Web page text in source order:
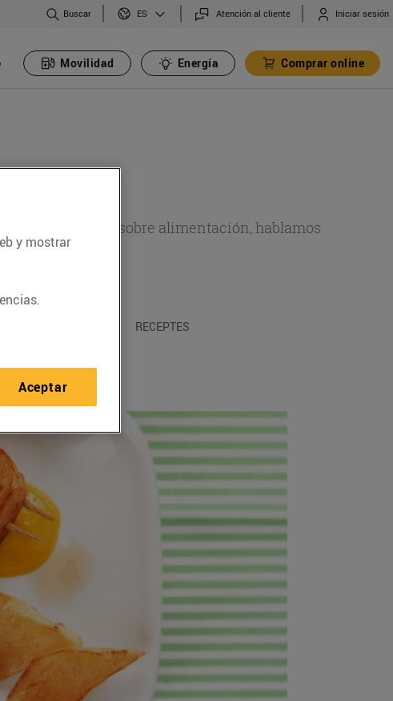
Buscar ES Atención al cliente Iniciar sesión
Movilidad Energía Comprar online
de actualidad sobre alimentación, hablamos
temas.
RECEPTES
y mostrar
Aceptar